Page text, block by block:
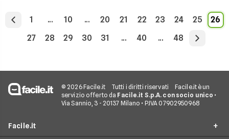
1 ... 10 ... 20 21 22 23 24 25
26
27
28 29 30 31 ... 40 ... 48
© 2026 Facile.it Tutti i diritti riservati
Facile.it è un
servizio offerto da Facile.it S.p.A. con socio unico •
Via Sannio, 3 - 20137 Milano • P.IVA 07902950968
Facile.it